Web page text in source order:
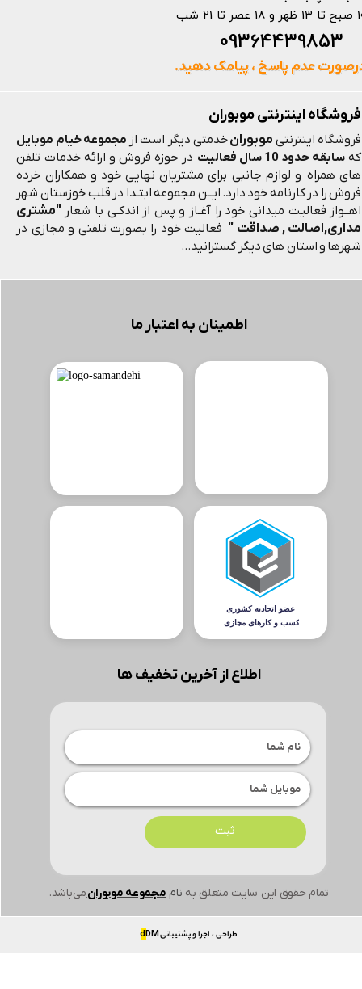
فروشگاه اینترنتی موبوران
فروشگاه اینترنتی موبورانخدمتی دیگر است از مجموعه خیام موبایل
که سابقه حدود 10 سال فعالیت
در حوزه فروش و ارائه خدمات تلفن
های همراه و لوازم جانبی برای مشتریان نهایی خود و همکاران خرده
فروش را در کارنامه خود دارد. ایــن مجموعه ابتـدا در قلب خوزستان شهر
اهــواز فعالیت میدانی خود را آغـاز و پس از اندکـی با شعار "مشتری
مداری,اصالت , صداقت " فعالیت خود را بصورت تلفنی و مجازی در
شهرها و استان های دیگر گسترانید...
تمام حقوق این سایت متعلق به ناممجموعه موبورانمی‌باشد.
اطمینان به اعتبار ما
اطلاع از آخرین تخفیف ها
ثبت
تا 21 شب
عدم پاسخ ، پیامک دهید.
طراحی ، اجرا و پشتیبانی dDM